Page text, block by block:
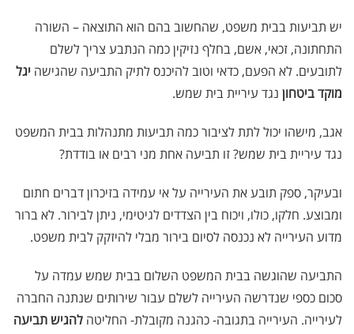
יש תביעות בבית משפט, שהחשוב בהם הוא התוצאה – השורה
התחתונה, זכאי, אשם, בחלף נזיקין כמה הנתבע צריך לשלם
לתובעים. לא הפעם, כדאי וטוב להיכנס לתיק התביעה שהגישה יגל
מוקד ביטחון נגד עיריית בית שמש.
אגב, מישהו יכול לתת לציבור כמה תביעות מתנהלות בבית המשפט
נגד עיריית בית שמש? זו תביעה אחת מני רבים או בודדת?
ובעיקר, ספק תובע את העירייה על אי עמידה בזיכרון דברים חתום
ומבוצע. חלקו, כולו, ויכוח בין הצדדים לגיטימי, ניתן לבירור. לא ברור
מדוע העירייה לא נכנסה לסיום בירור מבלי להיזקק לבית משפט.
התביעה שהוגשה בבית המשפט השלום בבית שמש עמדה על
סכום כספי שנדרשה העירייה לשלם עבור שירותים שנתנה החברה
לעירייה. העירייה בתגובה- כהגנה מקובלת- החליטה להגיש תביעה